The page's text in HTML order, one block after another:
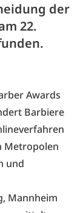
der
22.
Awards
Barbiere
Metropolen
und
Mannheim